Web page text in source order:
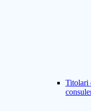
Titolari